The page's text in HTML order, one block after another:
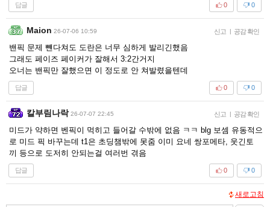
답글 0
0
Maion 26-07-06 10:59 신고 | 공감 확인
밴픽 문제 뺸다쳐도 도란은 너무 심하게 발리긴했음
그래도 페이즈 페이커가 잘해서 3:2간거지
오너는 밴픽만 잘했으면 이 정도로 안 쳐발렸을텐데
답글 0
0
칼부림나락 26-07-07 22:45 신고 | 공감 확인
미드가 약하면 벤픽이 먹히고 들어갈 수밖에 없음 ㅋㅋ blg 보셈 유동적으
로 미드 픽 바꾸는데 t1은 초딩챔밖에 못줌 이미 요네 쌍포메타, 웃긴토
끼 등으로 도저히 안되는걸 여러번 겪음
답글 0
0
새로고침